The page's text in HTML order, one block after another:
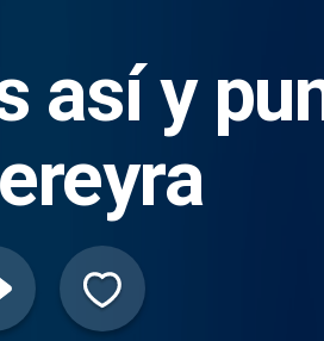
así y